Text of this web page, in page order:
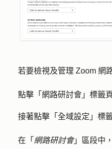
若要檢視及管理 Zoom 網
點擊「 網路研討會 」標籤
接著點擊「 全域設定 」標
在「 網路研討會」區段中